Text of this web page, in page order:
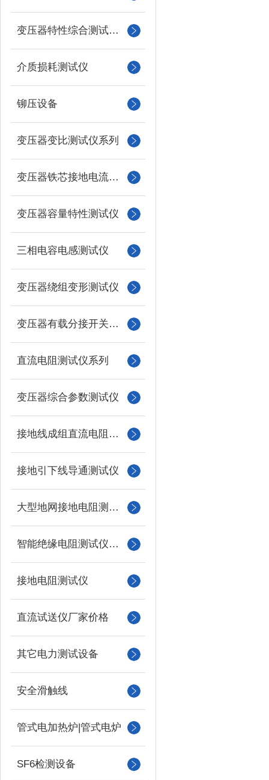
变压器特性综合测试台系列
介质损耗测试仪
铆压设备
变压器变比测试仪系列
变压器铁芯接地电流测试仪
变压器容量特性测试仪
三相电容电感测试仪
变压器绕组变形测试仪
变压器有载分接开关测试仪
直流电阻测试仪系列
变压器综合参数测试仪
接地线成组直流电阻测试仪
接地引下线导通测试仪
大型地网接地电阻测试仪
智能绝缘电阻测试仪（兆欧表）
接地电阻测试仪
直流试送仪厂家价格
其它电力测试设备
安全滑触线
管式电加热炉|管式电炉
SF6检测设备